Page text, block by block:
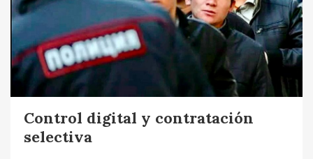
Control digital y contratación
selectiva